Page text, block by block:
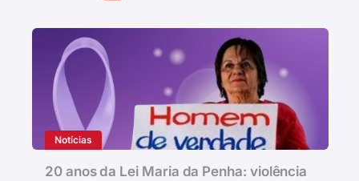
Notícias
20 anos da Lei Maria da Penha: violência